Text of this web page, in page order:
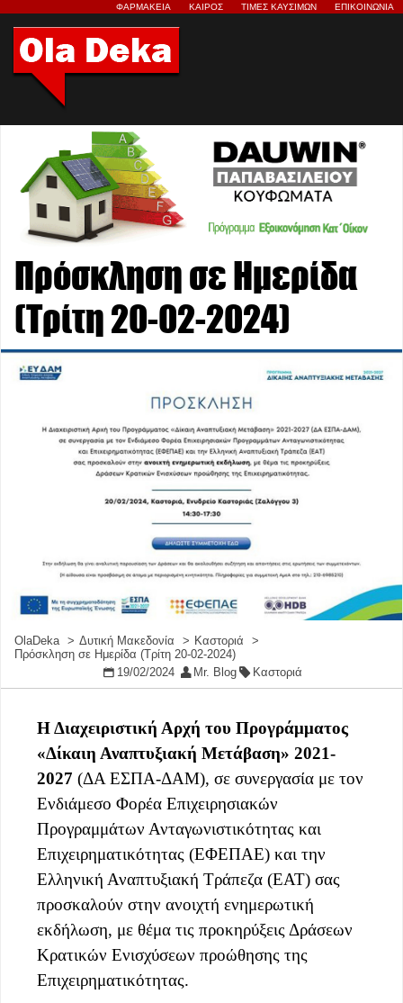
ΦΑΡΜΑΚΕΙΑ ΚΑΙΡΟΣ ΤΙΜΕΣ ΚΑΥΣΙΜΩΝ ΕΠΙΚΟΙΝΩΝΙΑ
Πρόσκληση σε Ημερίδα
(Τρίτη 20-02-2024)
OlaDeka Δυτική Μακεδονία
Καστοριά
Πρόσκληση σε Ημερίδα (Τρίτη 20-02-2024)
19/02/2024
Mr. Blog Καστοριά
Η Διαχειριστική Αρχή του Προγράμματος
«Δίκαιη Αναπτυξιακή Μετάβαση» 2021-
2027 (ΔΑ ΕΣΠΑ-ΔΑΜ), σε συνεργασία με τον
Ενδιάμεσο Φορέα Επιχειρησιακών
Προγραμμάτων Ανταγωνιστικότητας και
Επιχειρηματικότητας (ΕΦΕΠΑΕ) και την
Ελληνική Αναπτυξιακή Τράπεζα (ΕΑΤ) σας
προσκαλούν στην ανοιχτή ενημερωτική
εκδήλωση, με θέμα τις προκηρύξεις Δράσεων
Κρατικών Ενισχύσεων προώθησης της
Επιχειρηματικότητας.